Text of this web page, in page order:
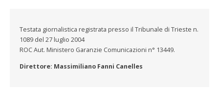
Testata giornalistica registrata presso il Tribunale di Trieste n.
1089 del 27 luglio 2004
ROC Aut. Ministero Garanzie Comunicazioni n° 13449.
Direttore: Massimiliano Fanni Canelles